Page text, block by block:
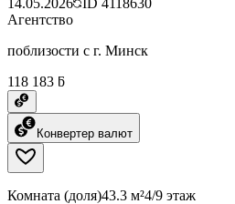
Агентство
поблизости с г. Минск
118 183 ƃ
Конвертер валют
Комната (доля)43.3 м²4/9 этаж